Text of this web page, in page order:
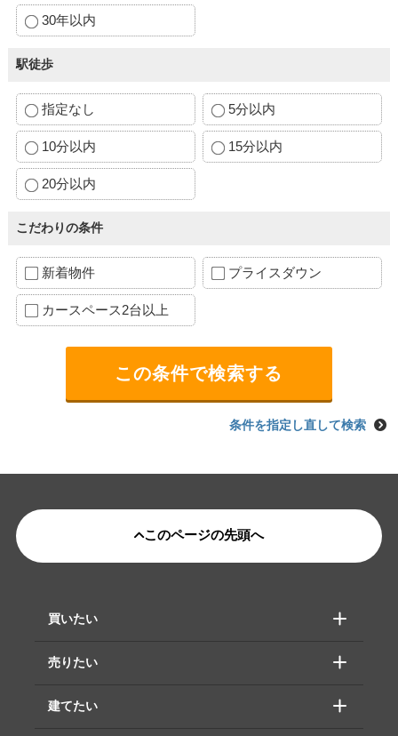
30年以内
駅徒歩
指定なし 5分以内
10分以内 15分以内
20分以内
こだわりの条件
新着物件 プライスダウン
カースペース2台以上
条件を指定し直して検索
このページの先頭へ
買いたい
売りたい
建てたい